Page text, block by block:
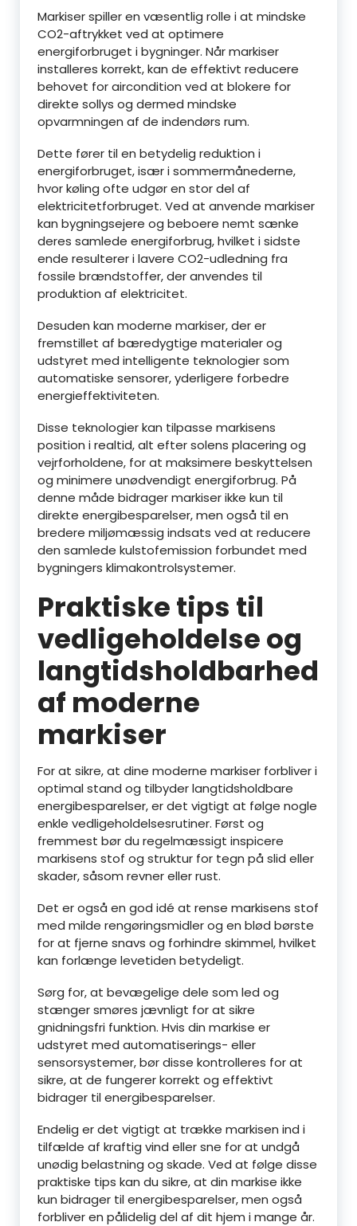
Markiser spiller en væsentlig rolle i at mindske
CO2-aftrykket ved at optimere
energiforbruget i bygninger. Når markiser
installeres korrekt, kan de effektivt reducere
behovet for aircondition ved at blokere for
direkte sollys og dermed mindske
opvarmningen af de indendørs rum.
Dette fører til en betydelig reduktion i
energiforbruget, især i sommermånederne,
hvor køling ofte udgør en stor del af
elektricitetforbruget. Ved at anvende markiser
kan bygningsejere og beboere nemt sænke
deres samlede energiforbrug, hvilket i sidste
ende resulterer i lavere CO2-udledning fra
fossile brændstoffer, der anvendes til
produktion af elektricitet.
Desuden kan moderne markiser, der er
fremstillet af bæredygtige materialer og
udstyret med intelligente teknologier som
automatiske sensorer, yderligere forbedre
energieffektiviteten.
Disse teknologier kan tilpasse markisens
position i realtid, alt efter solens placering og
vejrforholdene, for at maksimere beskyttelsen
og minimere unødvendigt energiforbrug. På
denne måde bidrager markiser ikke kun til
direkte energibesparelser, men også til en
bredere miljømæssig indsats ved at reducere
den samlede kulstofemission forbundet med
bygningers klimakontrolsystemer.
Praktiske tips til
vedligeholdelse og
langtidsholdbarhed
af moderne
markiser
For at sikre, at dine moderne markiser forbliver i
optimal stand og tilbyder langtidsholdbare
energibesparelser, er det vigtigt at følge nogle
enkle vedligeholdelsesrutiner. Først og
fremmest bør du regelmæssigt inspicere
markisens stof og struktur for tegn på slid eller
skader, såsom revner eller rust.
Det er også en god idé at rense markisens stof
med milde rengøringsmidler og en blød børste
for at fjerne snavs og forhindre skimmel, hvilket
kan forlænge levetiden betydeligt.
Sørg for, at bevægelige dele som led og
stænger smøres jævnligt for at sikre
gnidningsfri funktion. Hvis din markise er
udstyret med automatiserings- eller
sensorsystemer, bør disse kontrolleres for at
sikre, at de fungerer korrekt og effektivt
bidrager til energibesparelser.
Endelig er det vigtigt at trække markisen ind i
tilfælde af kraftig vind eller sne for at undgå
unødig belastning og skade. Ved at følge disse
praktiske tips kan du sikre, at din markise ikke
kun bidrager til energibesparelser, men også
forbliver en pålidelig del af dit hjem i mange år.